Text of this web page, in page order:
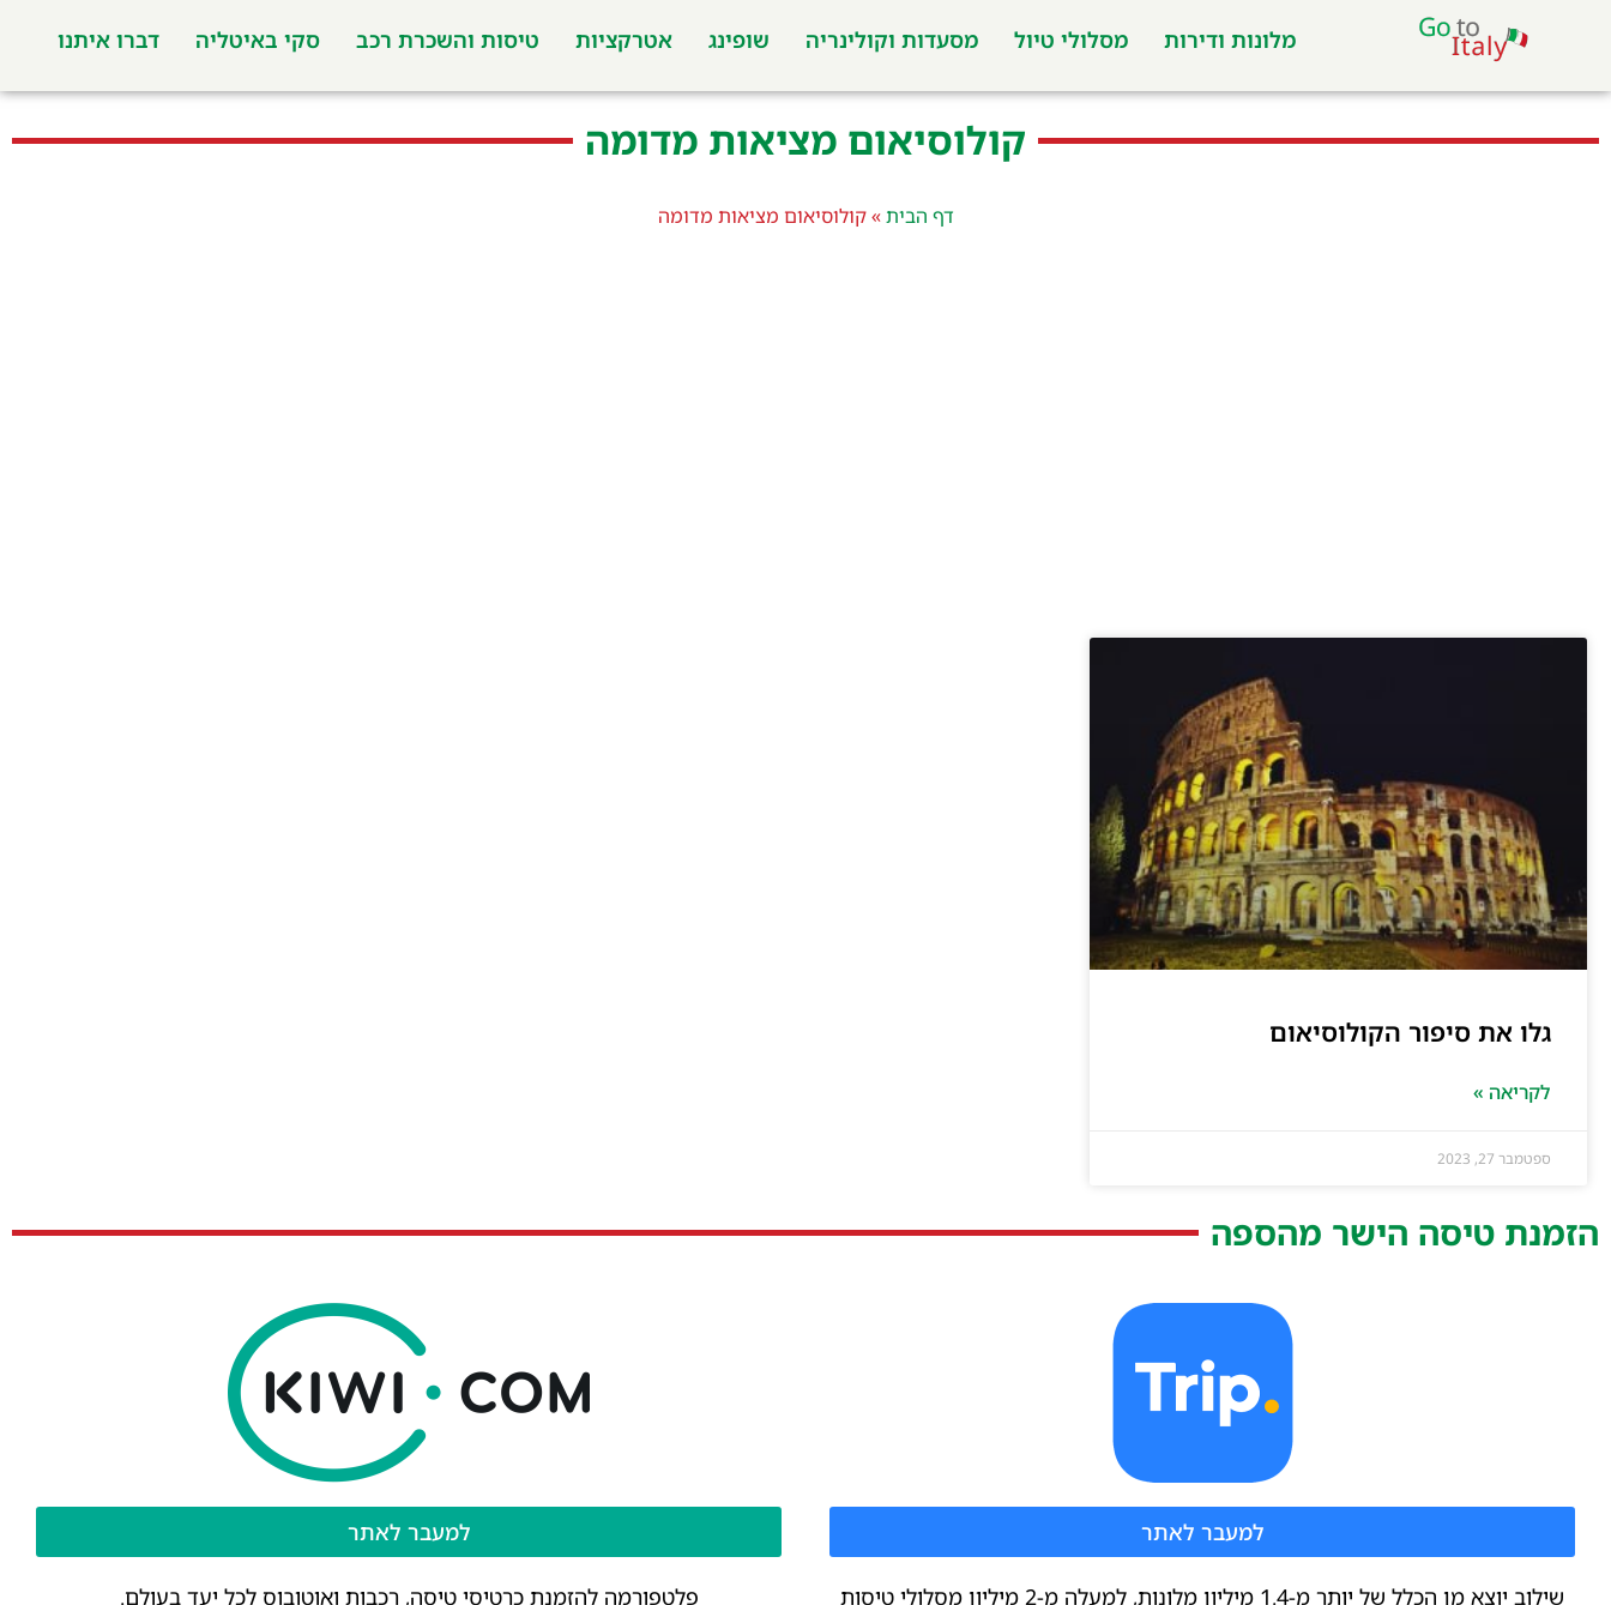
מלונות ודירות מסלולי טיול מסעדות וקולינריה שופינג אטרקציות טיסות והשכרת רכב סקי באיטליה דברו איתנו
קולוסיאום מציאות מדומה
דף הבית»קולוסיאום מציאות מדומה
גלו את סיפור הקולוסיאום
לקריאה »
ספטמבר 27, 2023
הזמנת טיסה הישר מהספה
למעבר לאתר
שילוב יוצא מן הכלל של יותר מ-1.4 מיליון מלונות, למעלה מ-2 מיליון מסלולי טיסות
למעבר לאתר
פלטפורמה להזמנת כרטיסי טיסה, רכבות ואוטובוס לכל יעד בעולם.